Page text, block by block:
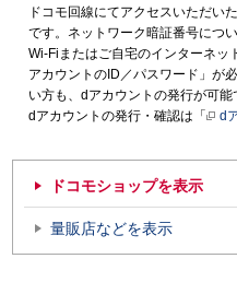
ドコモ回線にてアクセスいただい
です。ネットワーク暗証番号につ
Wi-Fiまたはご自宅のインターネッ
アカウントのID／パスワード」が
い方も、dアカウントの発行が可能
dアカウントの発行・確認は「
d
ドコモショップを表示
量販店などを表示